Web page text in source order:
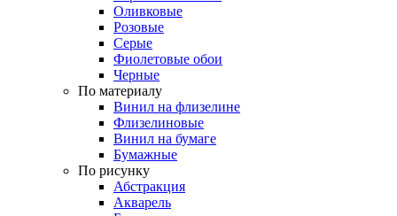
Оливковые
Розовые
Серые
Фиолетовые обои
Черные
По материалу
Винил на флизелине
Флизелиновые
Винил на бумаге
Бумажные
По рисунку
Абстракция
Акварель